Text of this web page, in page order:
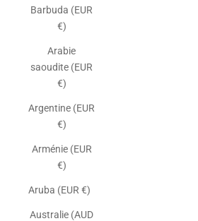
Barbuda (EUR
€)
Arabie
saoudite (EUR
€)
Argentine (EUR
€)
Arménie (EUR
€)
Aruba (EUR €)
Australie (AUD